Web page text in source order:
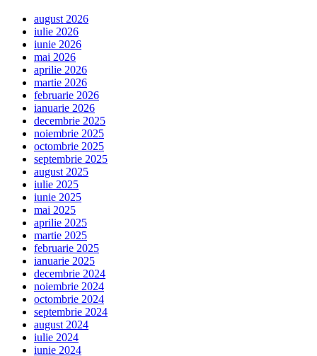
august 2026
iulie 2026
iunie 2026
mai 2026
aprilie 2026
martie 2026
februarie 2026
ianuarie 2026
decembrie 2025
noiembrie 2025
octombrie 2025
septembrie 2025
august 2025
iulie 2025
iunie 2025
mai 2025
aprilie 2025
martie 2025
februarie 2025
ianuarie 2025
decembrie 2024
noiembrie 2024
octombrie 2024
septembrie 2024
august 2024
iulie 2024
iunie 2024